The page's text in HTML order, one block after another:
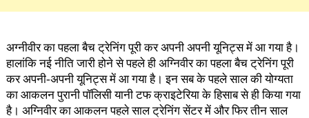
अग्नीवीर का पहला बैच ट्रेनिंग पूरी कर अपनी अपनी यूनिट्स में आ गया है।
हालांकि नई नीति जारी होने से पहले ही अग्निवीर का पहला बैच ट्रेनिंग पूरी
कर अपनी-अपनी यूनिट्स में आ गया है। इन सब के पहले साल की योग्यता
का आकलन पुरानी पॉलिसी यानी टफ क्राइटेरिया के हिसाब से ही किया गया
है। अग्निवीर का आकलन पहले साल ट्रेनिंग सेंटर में और फिर तीन साल